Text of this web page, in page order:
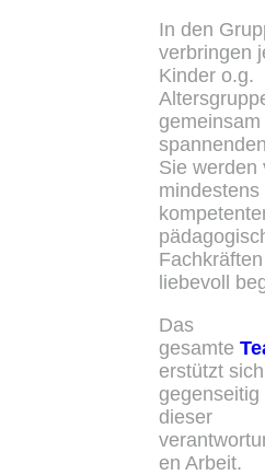
In den
verbringen
Kinder o.g.
gemeinsam
spannenden
Sie werden
mindestens
Fachkräften
liebevoll
Das
gesamte
erstützt sich
gegenseitig
dieser
en Arbeit.